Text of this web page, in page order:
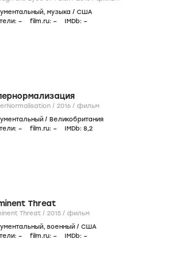
, музыка / США
– film.ru: – IMDb: –
HyperNormalisation / 2016 / фильм
/ Великобритания
– film.ru: – IMDb: 8,2
Threat
Imminent Threat / 2015 / фильм
, военный / США
– film.ru: – IMDb: –